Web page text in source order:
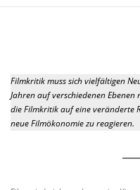
Filmkritik muss sich vielfältigen
Jahren auf verschiedenen
die Filmkritik auf eine veränderte
neue Filmökonomie zu reagieren.